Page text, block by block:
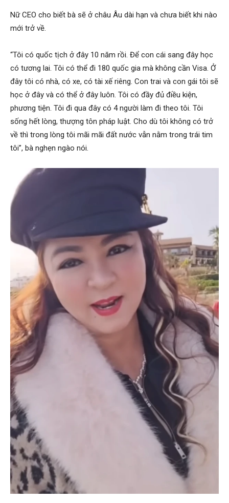
Nữ CEO cho biết bà sẽ ở châu Âu dài hạn và chưa biết khi nào
mới trở về.
“Tôi có quốc tịch ở đây 10 năm rồi. Để con cái sang đây học
có tương lai. Tôi có thể đi 180 quốc gia mà không cần Visa. Ở
đây tôi có nhà, có xe, có tài xế riêng. Con trai và con gái tôi sẽ
học ở đây và có thể ở đây luôn. Tôi có đầy đủ điều kiện,
phương tiện. Tôi đi qua đây có 4 người làm đi theo tôi. Tôi
sống hết lòng, thượng tôn pháp luật. Cho dù tôi không có trở
về thì trong lòng tôi mãi mãi đất nước vẫn nằm trong trái tim
tôi”, bà nghẹn ngào nói.